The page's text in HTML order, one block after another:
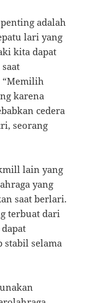
adalah
lari yang
kita dapat
“Memilih
karena
cedera
seorang
lain yang
yang
saat berlari.
terbuat dari
stabil selama